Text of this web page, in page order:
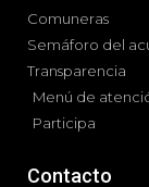
Comuneras
Semáforo del
Transparencia
Menú de
Participa
Contacto